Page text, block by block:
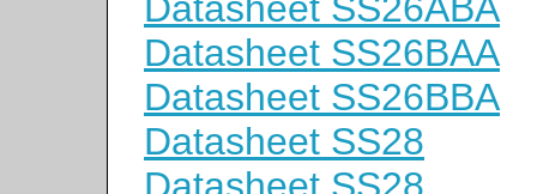
Datasheet SS26BAA
Datasheet SS26BBA
Datasheet SS28